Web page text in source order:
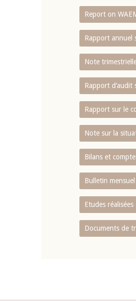
Report on
Rapport annuel
Note
Rapport d‘audit
Rapport sur le
Note sur la
Bilans et
Bulletin
Etudes
Documents de